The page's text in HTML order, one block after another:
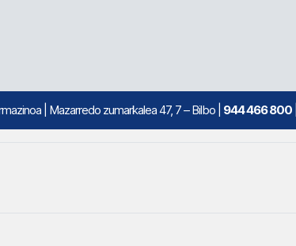
| Mazarredo zumarkalea 47, 7 – Bilbo | 944 466 800